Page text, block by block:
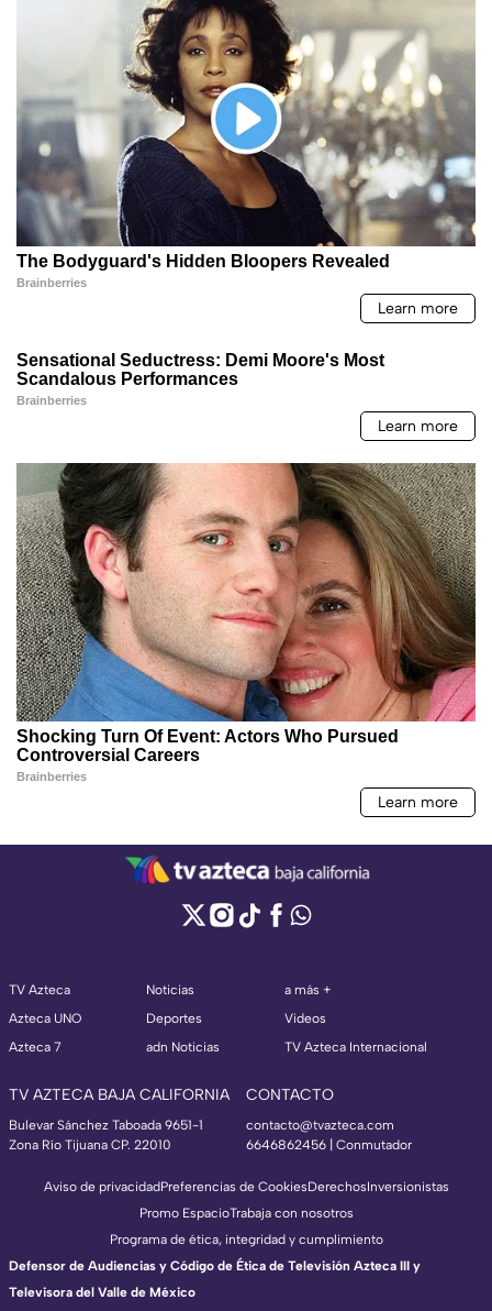
TV Azteca
Azteca UNO
Azteca 7
Noticias
Deportes
adn Noticias
a más +
Videos
TV Azteca Internacional
TV AZTECA BAJA CALIFORNIA
Bulevar Sánchez Taboada 9651-1
Zona Río Tijuana CP. 22010
CONTACTO
contacto@tvazteca.com
6646862456 | Conmutador
Aviso de privacidadPreferencias de CookiesDerechosInversionistas
Promo EspacioTrabaja con nosotros
Programa de ética, integridad y cumplimiento
Defensor de Audiencias y Código de Ética de Televisión Azteca III y
Televisora del Valle de México